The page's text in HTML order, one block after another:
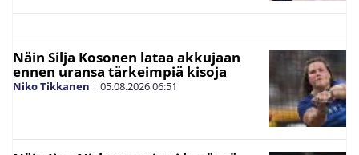
Näin Silja Kosonen lataa akkujaan
ennen uransa tärkeimpiä kisoja
Niko Tikkanen | 05.08.202606:51